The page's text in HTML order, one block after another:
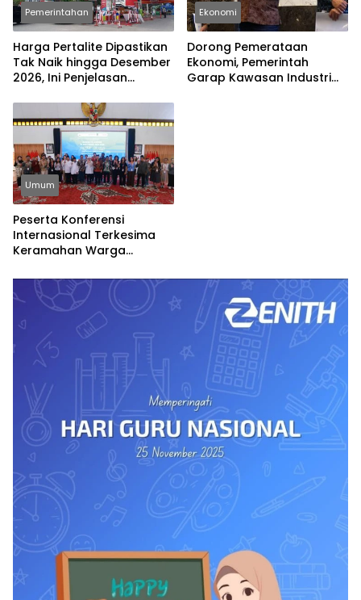
Pemerintahan
Harga Pertalite Dipastikan
Tak Naik hingga Desember
2026, Ini Penjelasan
Ekonomi
Dorong Pemerataan
Ekonomi, Pemerintah
Garap Kawasan Industri
Umum
Peserta Konferensi
Internasional Terkesima
Keramahan Warga
Cerminkan Nilai-Nilai Islam